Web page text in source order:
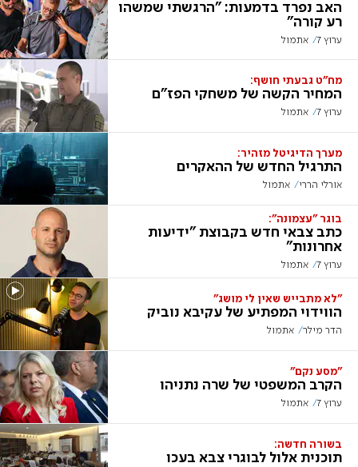
האב נפרד בדמעות: "הרגשתי שמשהו
רע קורה"
ערוץ 7 אתמול
מח"ט גבעתי חושף:
המחיר הקשה של משחקי הפז"ם
ערוץ 7 אתמול
מערך הדיגיטל מזהיר:
התרגיל החדש של ההאקרים
אורלי הררי אתמול
בוגר "עצמונה":
כתב צבאי חדש בקבוצת "ידיעות
אחרונות"
ערוץ 7 אתמול
"לא מתבייש שאין לי מושג"
הווידוי המפתיע של עקיבא נוביק
הדר מילר אתמול
"מסע נקם"
הקרב המשפטי של שרה נתניהו
ערוץ 7 אתמול
בשורה חדשה:
תוכנית אלול לבוגרי צבא בעכו